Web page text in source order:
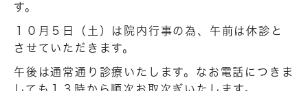
す。
１０月５日（土）は院内行事の為、午前は休診と
させていただきます。
午後は通常通り診療いたします。なお電話につきま
しても１３時から順次お取次ぎいたします。